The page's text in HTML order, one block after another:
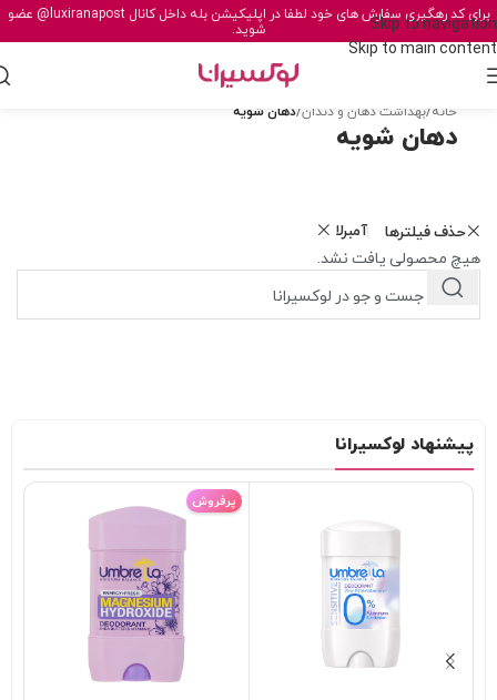
Skip to navigation
Skip to main content
برای کد رهگیری سفارش های خود لطفا در اپلیکیشن بله داخل کانال@luxiranapost عضو
شوید.
خانه/بهداشت دهان و دندان/دهان شویه
دهان شویه
حذف فیلترها آمبرلا
هیچ محصولی یافت نشد.
پیشنهاد لوکسیرانا
پرفروش